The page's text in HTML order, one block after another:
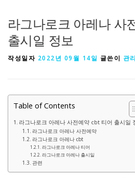
라그나로크 아레나 사
출시일 정보
작성일자 2022년 09월 14일 글쓴이 관
Table of Contents
라그나로크 아레나 사전예약 cbt 티어 출시일
라그나로크 아레나 사전예약
라그나로크 아레나 cbt
라그나로크 아레나 티어
라그나로크 아레나 출시일
관련